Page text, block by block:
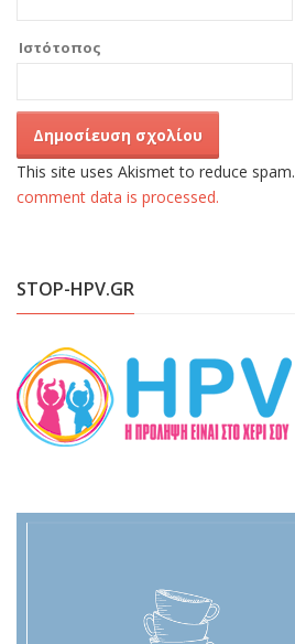
Ιστότοπος
This site uses Akismet to reduce spam.
comment data is processed.
STOP-HPV.GR